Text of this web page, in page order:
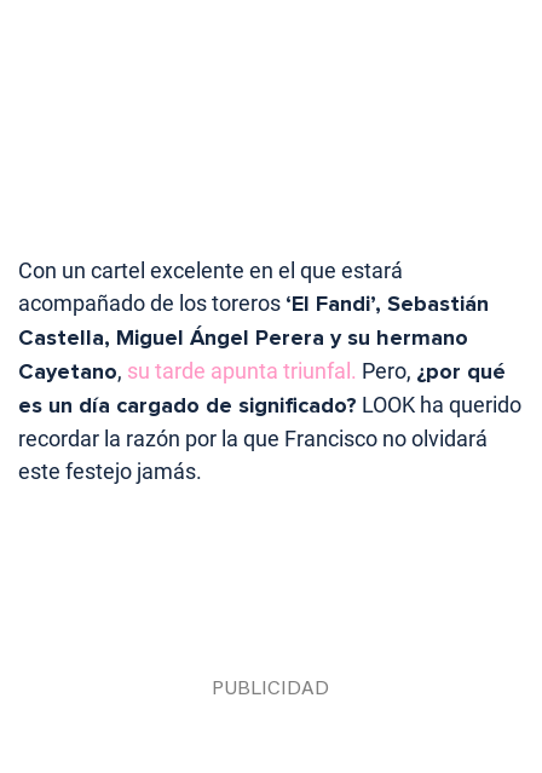
Con un cartel excelente en el que estará
acompañado de los toreros ‘El Fandi’, Sebastián
Castella, Miguel Ángel Perera y su hermano
Cayetano, su tarde apunta triunfal. Pero, ¿por qué
es un día cargado de significado? LOOK ha querido
recordar la razón por la que Francisco no olvidará
este festejo jamás.